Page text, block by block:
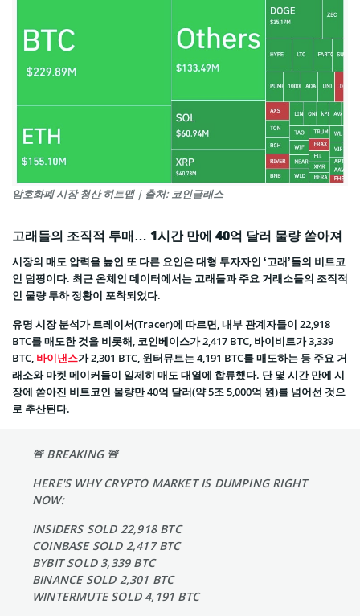
암호화폐 시장 청산 히트맵 | 출처: 코인글래스
고래들의 조직적 투매… 1시간 만에 40억 달러 물량 쏟아져
시장의 매도 압력을 높인 또 다른 요인은 대형 투자자인 ‘고래’들의 비트코
인 덤핑이다. 최근 온체인 데이터에서는 고래들과 주요 거래소들의 조직적
인 물량 투하 정황이 포착되었다.
유명 시장 분석가 트레이서(Tracer)에 따르면, 내부 관계자들이 22,918
BTC를 매도한 것을 비롯해, 코인베이스가 2,417 BTC, 바이비트가 3,339
BTC, 바이낸스가 2,301 BTC, 윈터뮤트는 4,191 BTC를 매도하는 등 주요 거
래소와 마켓 메이커들이 일제히 매도 대열에 합류했다. 단 몇 시간 만에 시
장에 쏟아진 비트코인 물량만 40억 달러(약 5조 5,000억 원)를 넘어선 것으
로 추산된다.
🚨 BREAKING 🚨
HERE'S WHY CRYPTO MARKET IS DUMPING RIGHT
NOW:
INSIDERS SOLD 22,918 BTC
COINBASE SOLD 2,417 BTC
BYBIT SOLD 3,339 BTC
BINANCE SOLD 2,301 BTC
WINTERMUTE SOLD 4,191 BTC